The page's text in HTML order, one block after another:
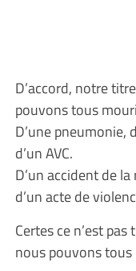
D’accord, notre
pouvons tous
D’une pneumonie,
d’un AVC.
D’un accident de
d’un acte de
Certes ce n’est
nous pouvons